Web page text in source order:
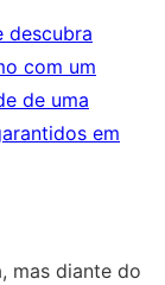
descubra
com um
de uma
em
mas diante do